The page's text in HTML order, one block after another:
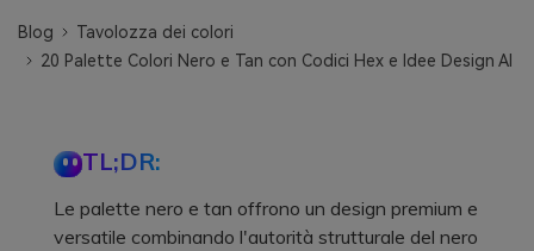
Blog
Tavolozza dei colori
20 Palette Colori Nero e Tan con Codici Hex e Idee Design AI
TL;DR:
Le palette nero e tan offrono un design premium e
versatile combinando l'autorità strutturale del nero